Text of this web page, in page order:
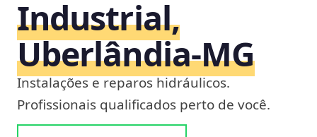
Industrial,
Uberlândia‑MG
Instalações e reparos hidráulicos.
Profissionais qualificados perto de você.